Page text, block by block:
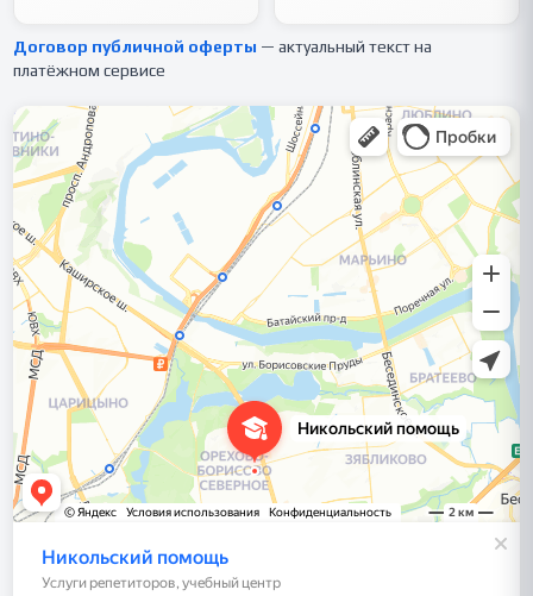
Договор публичной оферты — актуальный текст на
платёжном сервисе